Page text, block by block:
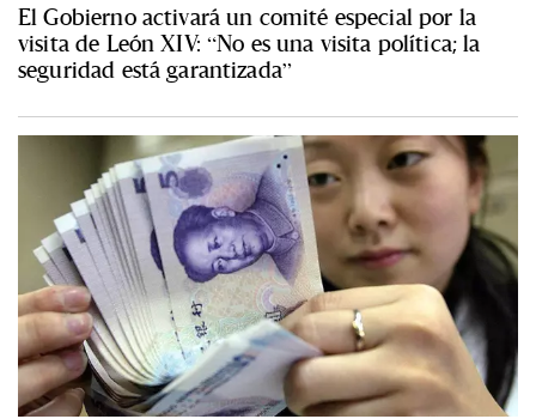
El Gobierno activará un comité especial por la
visita de León XIV: “No es una visita política; la
seguridad está garantizada”